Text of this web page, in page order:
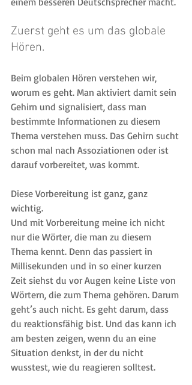
Zuerst geht es um das globale
Hören.
Beim globalen Hören verstehen wir,
worum es geht. Man aktiviert damit sein
Gehirn und signalisiert, dass man
bestimmte Informationen zu diesem
Thema verstehen muss. Das Gehirn sucht
schon mal nach Assoziationen oder ist
darauf vorbereitet, was kommt.
Diese Vorbereitung ist ganz, ganz
wichtig.
Und mit Vorbereitung meine ich nicht
nur die Wörter, die man zu diesem
Thema kennt. Denn das passiert in
Millisekunden und in so einer kurzen
Zeit siehst du vor Augen keine Liste von
Wörtern, die zum Thema gehören. Darum
geht’s auch nicht. Es geht darum, dass
du reaktionsfähig bist. Und das kann ich
am besten zeigen, wenn du an eine
Situation denkst, in der du nicht
wusstest, wie du reagieren solltest.